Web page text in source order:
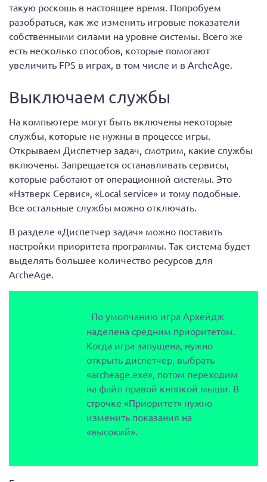
такую роскошь в настоящее время. Попробуем
разобраться, как же изменить игровые показатели
собственными силами на уровне системы. Всего же
есть несколько способов, которые помогают
увеличить FPS в играх, в том числе и в ArcheAge.
Выключаем службы
На компьютере могут быть включены некоторые
службы, которые не нужны в процессе игры.
Открываем Диспетчер задач, смотрим, какие службы
включены. Запрещается останавливать сервисы,
которые работают от операционной системы. Это
«Нэтверк Сервис», «Local service» и тому подобные.
Все остальные службы можно отключать.
В разделе «Диспетчер задач» можно поставить
настройки приоритета программы. Так система будет
выделять большее количество ресурсов для
ArcheAge.
По умолчанию игра Архейдж
наделена средним приоритетом.
Когда игра запущена, нужно
открыть диспетчер, выбрать
«archeage.exe», потом переходим
на файл правой кнопкой мыши. В
строчке «Приоритет» нужно
изменить показания на
«высокий».